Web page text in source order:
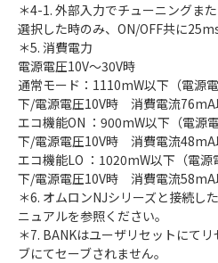
＊4-1. 外部入力でチューニングま
選択した時のみ、ON/OFF共に25ms
＊5. 消費電力
電源電圧10V～30V時
通常モード：1110mW以下（電源
下/電源電圧10V時 消費電流76mA
エコ機能ON ：900mW以下（電
下/電源電圧10V時 消費電流48mA
エコ機能LO ：1020mW以下（電
下/電源電圧10V時 消費電流58mA
＊6. オムロンNJシリーズと接続し
ニュアルを参照ください。
＊7. BANKはユーザリセットにて
ブにてセーブされません。